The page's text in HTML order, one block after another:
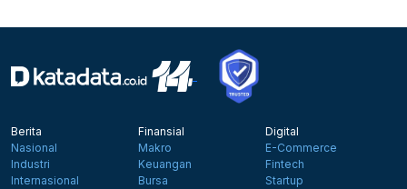
Berita
Nasional
Industri
Internasional
Finansial
Makro
Keuangan
Bursa
Digital
E-Commerce
Fintech
Startup